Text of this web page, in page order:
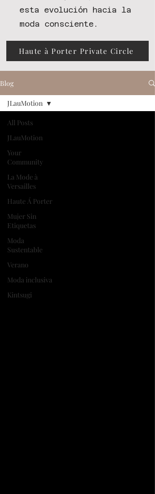
esta evolución hacia la
moda consciente.
Haute à Porter Private Circle
Blog
All Posts
JLauMotion
Your
Community
La Mode à
Versailles
Haute Á Porter
Mujer Sin
Etiquetas
Moda
Sustentable
Verano
Moda inclusiva
Kintsugi
JLauMotion